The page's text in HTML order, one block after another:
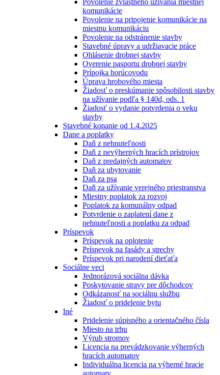
Povolenie zvláštneho užívania miestnej
komunikácie
Povolenie na pripojenie komunikácie na
miestnu komunikáciu
Povolenie na odstránenie stavby
Stavebné úpravy a udržiavacie práce
Ohlásenie drobnej stavby
Overenie pasportu drobnej stavby
Prípojka horúcovodu
Úprava hrobového miesta
Žiadosť o preskúmanie spôsobilosti stavby
na užívanie podľa § 140d, ods. 1
Žiadosť o vydanie potvrdenia o veku
stavby
Stavebné konanie od 1.4.2025
Dane a poplatky
Daň z nehnuteľnosti
Daň z nevýherných hracích prístrojov
Daň z predajných automatov
Daň za ubytovanie
Daň za psa
Daň za užívanie verejného priestranstva
Miestny poplatok za rozvoj
Poplatok za komunálny odpad
Potvrdenie o zaplatení dane z
nehnuteľnosti a poplatku za odpad
Príspevok
Príspevok na oplotenie
Príspevok na fasády a strechy
Príspevok pri narodení dieťaťa
Sociálne veci
Jednorázová sociálna dávka
Poskytovanie stravy pre dôchodcov
Odkázanosť na sociálnu službu
Žiadosť o pridelenie bytu
Iné
Pridelenie súpisného a orientačného čísla
Miesto na trhu
Výrub stromov
Licencia na prevádzkovanie výherných
hracích automatov
Individuálna licencia na výherné hracie
automaty